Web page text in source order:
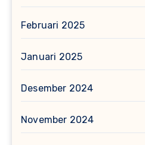
Februari 2025
Januari 2025
Desember 2024
November 2024